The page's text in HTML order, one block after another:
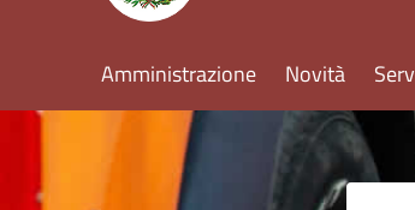
Amministrazione Novità